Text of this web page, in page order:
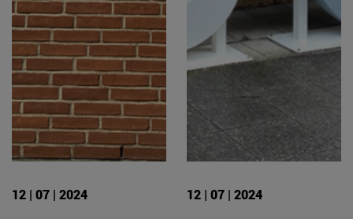
12 | 07 | 2024 12 | 07 | 2024